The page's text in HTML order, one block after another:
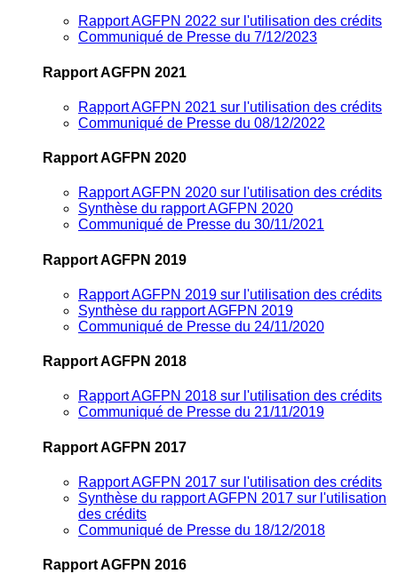
Rapport AGFPN 2022 sur l'utilisation des crédits
Communiqué de Presse du 7/12/2023
Rapport AGFPN 2021
Rapport AGFPN 2021 sur l'utilisation des crédits
Communiqué de Presse du 08/12/2022
Rapport AGFPN 2020
Rapport AGFPN 2020 sur l'utilisation des crédits
Synthèse du rapport AGFPN 2020
Communiqué de Presse du 30/11/2021
Rapport AGFPN 2019
Rapport AGFPN 2019 sur l'utilisation des crédits
Synthèse du rapport AGFPN 2019
Communiqué de Presse du 24/11/2020
Rapport AGFPN 2018
Rapport AGFPN 2018 sur l'utilisation des crédits
Communiqué de Presse du 21/11/2019
Rapport AGFPN 2017
Rapport AGFPN 2017 sur l'utilisation des crédits
Synthèse du rapport AGFPN 2017 sur l'utilisation
des crédits
Communiqué de Presse du 18/12/2018
Rapport AGFPN 2016